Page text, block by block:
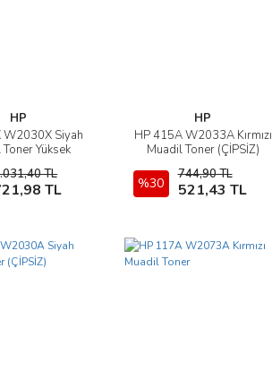
HP
W2030X Siyah
Yüksek
TL
TL
İncele
Ekle
HP
HP 415A W2033A Kırmızı
Muadil Toner (ÇİPSİZ)
%30
744,90 TL
521,43 TL
İncele
Sepete Ekle